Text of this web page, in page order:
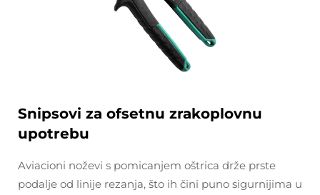
Snipsovi za ofsetnu zrakoplovnu
upotrebu
Aviacioni noževi s pomicanjem oštrica drže prste
podalje od linije rezanja, što ih čini puno sigurnijima u